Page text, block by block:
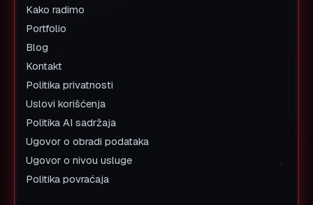
Kako radimo
Portfolio
Blog
Kontakt
Politika privatnosti
Uslovi korišćenja
Politika AI sadržaja
Ugovor o obradi podataka
Ugovor o nivou usluge
Politika povraćaja